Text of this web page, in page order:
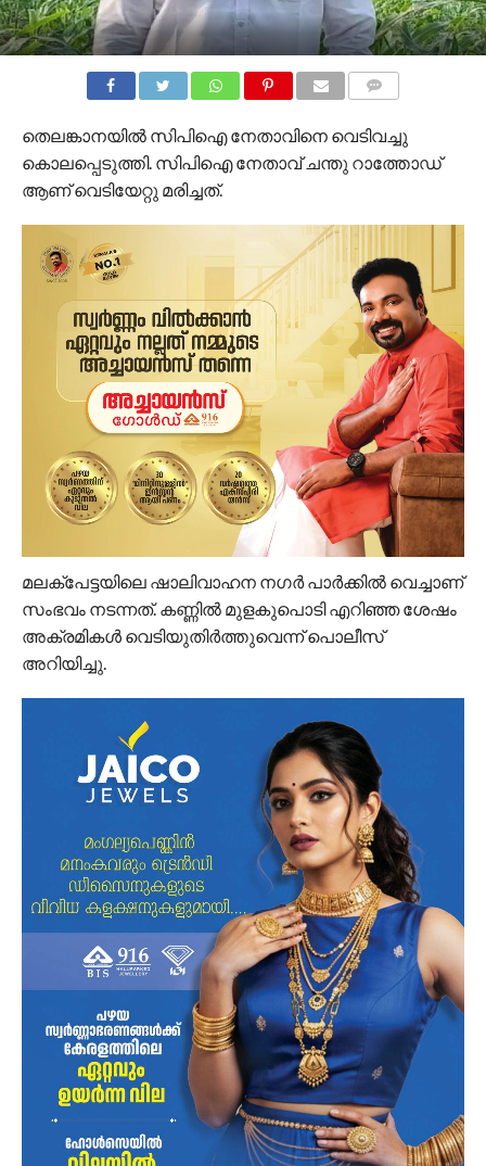
തെലങ്കാനയിൽ സിപിഐ നേതാവിനെ വെടിവച്ചു
കൊലപ്പെടുത്തി. സിപിഐ നേതാവ് ചന്തു റാത്തോഡ്
ആണ് വെടിയേറ്റു മരിച്ചത്.
മലക്പേട്ടയിലെ ഷാലിവാഹന നഗർ പാർക്കിൽ വെച്ചാണ്
സംഭവം നടന്നത്. കണ്ണിൽ മുളകുപൊടി എറിഞ്ഞ ശേഷം
അക്രമികൾ വെടിയുതിർത്തുവെന്ന് പൊലീസ്
അറിയിച്ചു.